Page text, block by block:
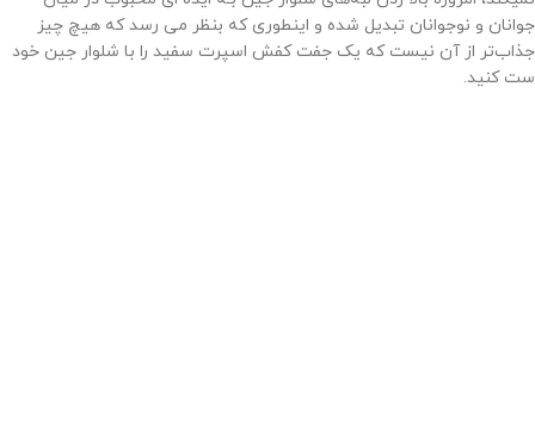
جوانان و نوجوانان تبدیل شده و اینطوری که بنظر می رسد که هیچ چیز
جذاب‌تر از آن نیست که یک جفت کفش اسپرت سفید را با شلوار جین خود
ست کنید.